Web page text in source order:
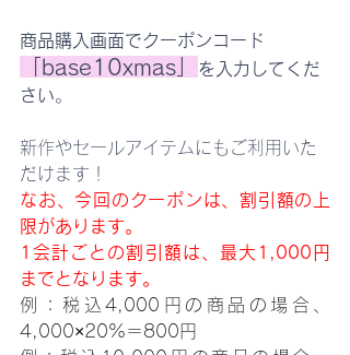
商品購入画面でクーポンコード
「base10xmas」
を入力してくだ
さい。
新作やセールアイテムにもご利用いた
だけます！
なお、今回のクーポンは、割引額の上
限があります。
1会計ごとの割引額は、最大1,000円
までとなります。
例：税込4,000円の商品の場合、
4,000×20%＝800円